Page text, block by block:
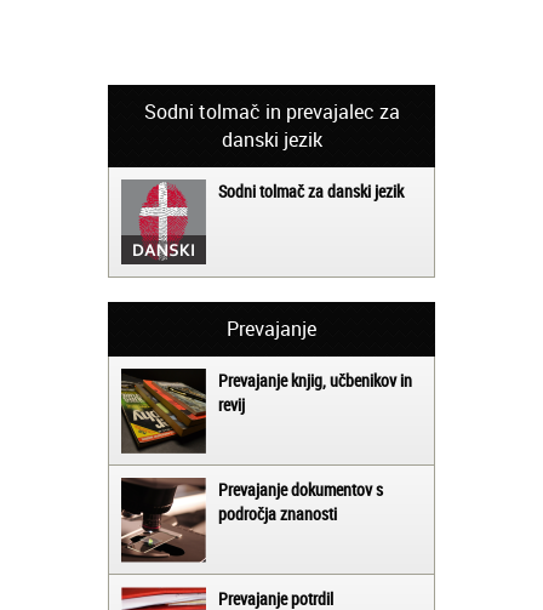
Sodni tolmač in prevajalec za
danski jezik
Sodni tolmač za danski jezik
Prevajanje
Prevajanje knjig, učbenikov in
revij
Prevajanje dokumentov s
področja znanosti
Prevajanje potrdil